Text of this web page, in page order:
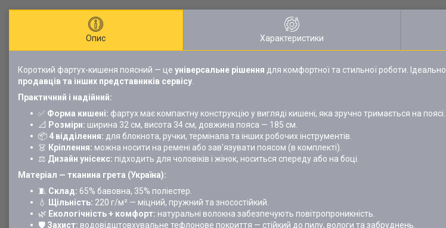
Опис Характеристики
Короткий фартух-кишеня поясний — це універсальне рішення для комфортної та стильної роботи.
продавців та інших представників сервісу
Практичний і надійний:
✅ Форма кишені: фартух має компактну конструкцію у вигляді кишені, яка зручно тримається на поясі.
📐 Розміри: ширина 32 см, висота 34 см, довжина пояса — 185 см.
📦 4 відділення: для блокнота, ручки, термінала та інших робочих інструментів.
👗 Кріплення: можна носити на ремені або зав'язувати поясом (в комплекті).
⚖️ Дизайн унісекс: підходить для чоловіків і жінок, носиться спереду або на боці.
Матеріал — тканина грета (Україна):
🧵 Склад: 65% бавовна, 35% поліестер.
💧
Щільність: 220 г/м² — міцний, пружний та зносостійкий.
🌿 Екологічність + комфорт: натуральні волокна забезпечують повітропроникність.
🛡️ Захист: водовідштовхувальне тефлонове покриття — стійкий до пилу, вологи та забруднень.